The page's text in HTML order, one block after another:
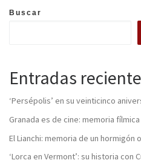
Buscar
Entradas
‘Persépolis’ en su veinticinco
Granada es de cine: memoria
El Lianchi: memoria de un hormigón
‘Lorca en Vermont’: su historia con